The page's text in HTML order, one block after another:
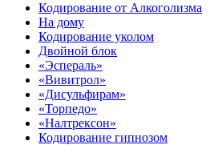
Кодирование от Алкоголизма
На дому
Кодирование уколом
Двойной блок
«Эспераль»
«Вивитрол»
«Дисульфирам»
«Торпедо»
«Налтрексон»
Кодирование гипнозом